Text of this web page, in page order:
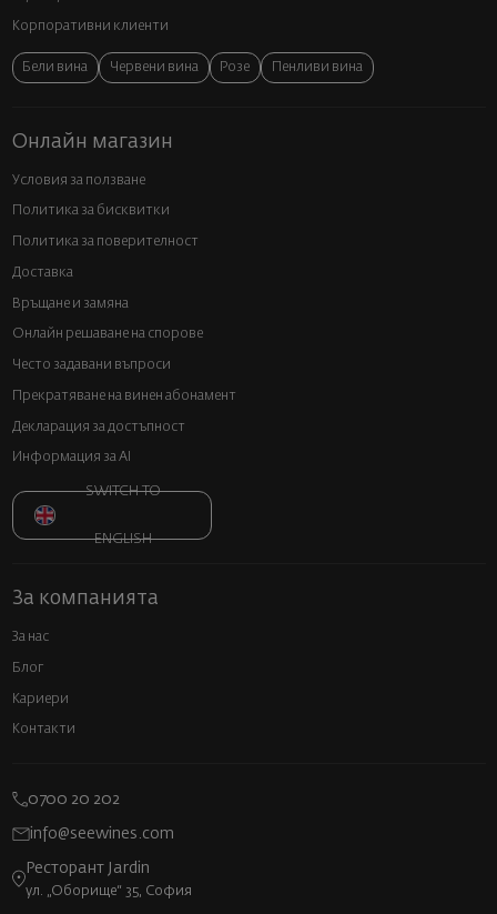
Корпоративни клиенти
Бели вина Червени вина Розе Пенливи вина
Онлайн магазин
Условия за ползване
Политика за бисквитки
Политика за поверителност
Доставка
Връщане и замяна
Онлайн решаване на спорове
Често задавани въпроси
Прекратяване на винен абонамент
Декларация за достъпност
Информация за AI
SWITCH TO
ENGLISH
За компанията
За нас
Блог
Кариери
Контакти
0700 20 202
info@seewines.com
Ресторант Jardin
ул. „Оборище“ 35, София